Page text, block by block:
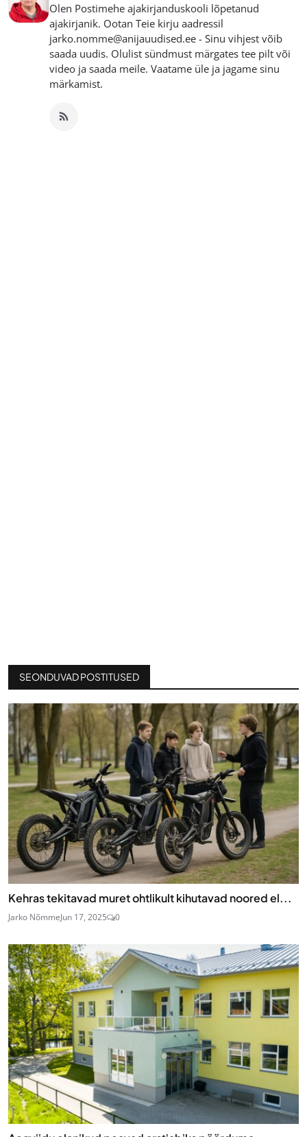
Olen Postimehe ajakirjanduskooli lõpetanud
ajakirjanik. Ootan Teie kirju aadressil
jarko.nomme@anijauudised.ee - Sinu vihjest võib
saada uudis. Olulist sündmust märgates tee pilt või
video ja saada meile. Vaatame üle ja jagame sinu
märkamist.
SEONDUVAD POSTITUSED
Kehras tekitavad muret ohtlikult kihutavad noored el...
Jarko NõmmeJun 17, 2025 0